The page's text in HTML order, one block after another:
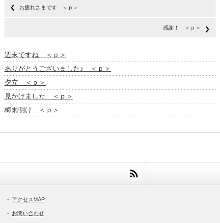
お疲れさまです ＜ｐ＞
感謝！ ＜ｐ＞
週末ですね ＜ｐ＞
ありがとうございました♪ ＜ｐ＞
夕立 ＜ｐ＞
見かけました ＜ｐ＞
梅雨明け ＜ｐ＞
アクセスMAP
お問い合わせ